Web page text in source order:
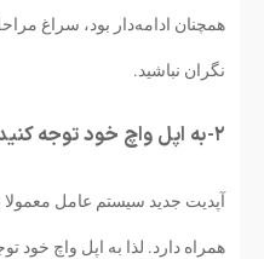
همچنان ادامه‌دار بود، سراغ
نگران نباشید.
۲- به اپل واچ خود توجه کنید!
آپدیت جدید سیستم عامل معمولا
همراه دارد. لذا به اپل واچ خود